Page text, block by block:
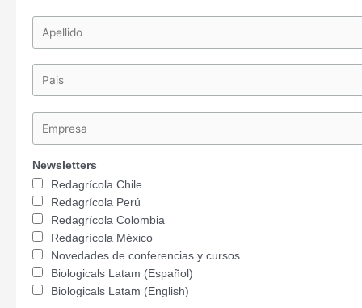
Newsletters
Redagrícola Chile
Redagrícola Perú
Redagrícola Colombia
Redagrícola México
Novedades de conferencias y cursos
Biologicals Latam (Español)
Biologicals Latam (English)